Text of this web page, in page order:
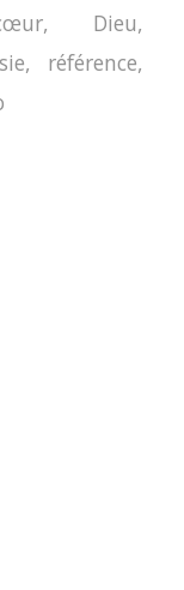
, Dieu,
, référence,